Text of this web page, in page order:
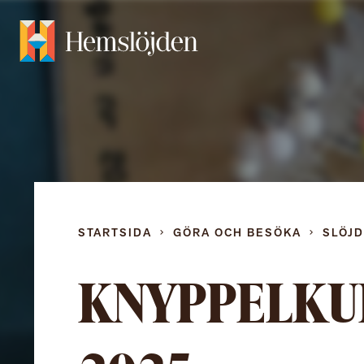
STARTSIDA GÖRA OCH BESÖKA